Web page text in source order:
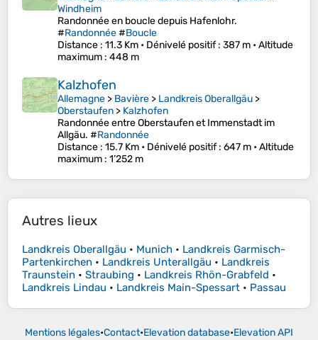
Windheim
Randonnée en boucle depuis Hafenlohr.
#Randonnée#Boucle
Distance : 11.3 Km • Dénivelé positif: 387 m •Altitude
maximum : 448 m
Kalzhofen
Allemagne > Bavière > Landkreis Oberallgäu >
Oberstaufen > Kalzhofen
Randonnée entre Oberstaufen et Immenstadt im
Allgäu. #Randonnée
Distance : 15.7 Km • Dénivelé positif: 647 m •Altitude
maximum : 1’252 m
Autres lieux
Landkreis Oberallgäu • Munich • Landkreis Garmisch-
Partenkirchen • Landkreis Unterallgäu • Landkreis
Traunstein • Straubing • Landkreis Rhön-Grabfeld •
Landkreis Lindau • Landkreis Main-Spessart • Passau
Mentions légales•Contact•Elevation database•Elevation API